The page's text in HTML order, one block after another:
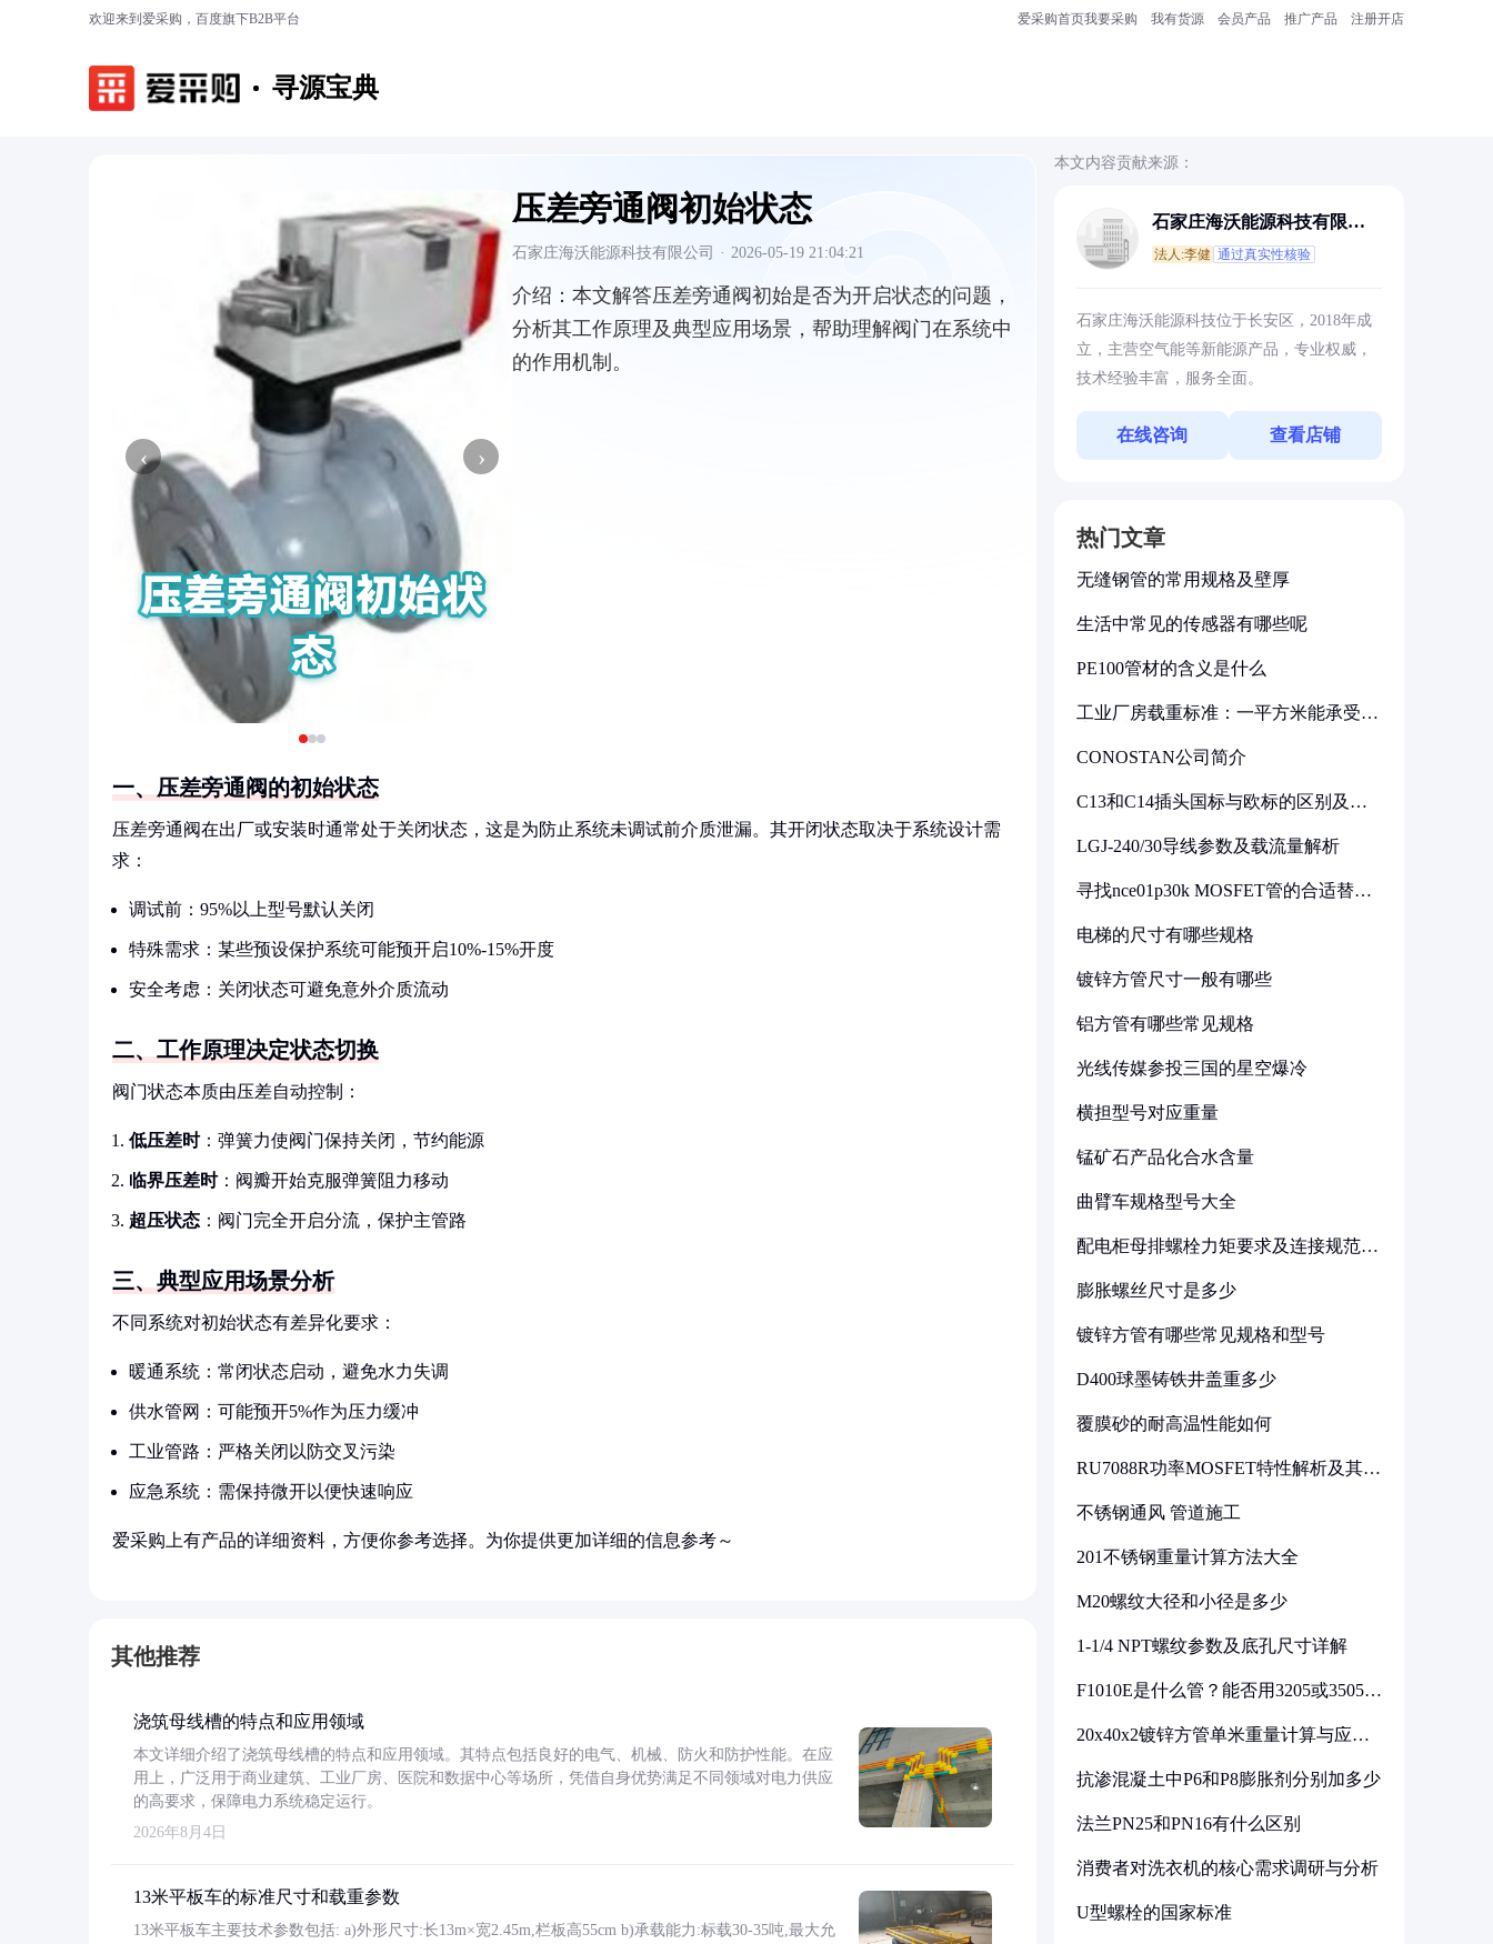
欢迎来到爱采购，百度旗下B2B平台 爱采购首页我要采购 我有货源 会员产品 推广产品 注册开店
寻源宝典
‹ ›
压差旁通阀初始状态
石家庄海沃能源科技有限公司 · 2026-05-19 21:04:21
介绍： 本文解答压差旁通阀初始是否为开启状态的问题，
分析其工作原理及典型应用场景，帮助理解阀门在系统中
的作用机制。
一、压差旁通阀的初始状态
压差旁通阀在出厂或安装时通常处于关闭状态，这是为防止系统未调试前介质泄漏。其开闭状态取决于系统设计需
求：
调试前：95%以上型号默认关闭
特殊需求：某些预设保护系统可能预开启10%-15%开度
安全考虑：关闭状态可避免意外介质流动
二、工作原理决定状态切换
阀门状态本质由压差自动控制：
低压差时：弹簧力使阀门保持关闭，节约能源
临界压差时：阀瓣开始克服弹簧阻力移动
超压状态 ：阀门完全开启分流，保护主管路
三、典型应用场景分析
不同系统对初始状态有差异化要求：
暖通系统：常闭状态启动，避免水力失调
供水管网：可能预开5%作为压力缓冲
工业管路：严格关闭以防交叉污染
应急系统：需保持微开以便快速响应
爱采购上有产品的详细资料，方便你参考选择。为你提供更加详细的信息参考～
其他推荐
浇筑母线槽的特点和应用领域
本文详细介绍了浇筑母线槽的特点和应用领域。其特点包括良好的电气、机械、防火和防护性能。在应
用上，广泛用于商业建筑、工业厂房、医院和数据中心等场所，凭借自身优势满足不同领域对电力供应
的高要求，保障电力系统稳定运行。
2026年8月4日
13米平板车的标准尺寸和载重参数
13米平板车主要技术参数包括: a)外形尺寸:长13m×宽2.45m,栏板高55cm b)承载能力:标载30-35吨,最大允
本文内容贡献来源：
石家庄海沃能源科技有限公
法人:李健 通过真实性核验
石家庄海沃能源科技位于长安区，2018年成
立，主营空气能等新能源产品，专业权威，
技术经验丰富，服务全面。
在线咨询 查看店铺
热门文章
无缝钢管的常用规格及壁厚
生活中常见的传感器有哪些呢
PE100管材的含义是什么
工业厂房载重标准：一平方米能承受多
CONOSTAN公司简介
C13和C14插头国标与欧标的区别及其
LGJ-240/30导线参数及载流量解析
寻找nce01p30k MOSFET管的合适替代
电梯的尺寸有哪些规格
镀锌方管尺寸一般有哪些
铝方管有哪些常见规格
光线传媒参投三国的星空爆冷
横担型号对应重量
锰矿石产品化合水含量
曲臂车规格型号大全
配电柜母排螺栓力矩要求及连接规范详
膨胀螺丝尺寸是多少
镀锌方管有哪些常见规格和型号
D400球墨铸铁井盖重多少
覆膜砂的耐高温性能如何
RU7088R功率MOSFET特性解析及其在
不锈钢通风 管道施工
201不锈钢重量计算方法大全
M20螺纹大径和小径是多少
1-1/4 NPT螺纹参数及底孔尺寸详解
F1010E是什么管？能否用3205或3505代
20x40x2镀锌方管单米重量计算与应用
抗渗混凝土中P6和P8膨胀剂分别加多少
法兰PN25和PN16有什么区别
消费者对洗衣机的核心需求调研与分析
U型螺栓的国家标准